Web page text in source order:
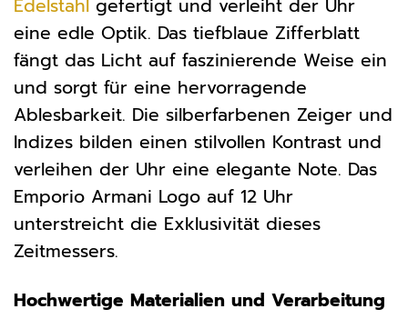
Edelstahl gefertigt und verleiht der Uhr
eine edle Optik. Das tiefblaue Zifferblatt
fängt das Licht auf faszinierende Weise ein
und sorgt für eine hervorragende
Ablesbarkeit. Die silberfarbenen Zeiger und
Indizes bilden einen stilvollen Kontrast und
verleihen der Uhr eine elegante Note. Das
Emporio Armani Logo auf 12 Uhr
unterstreicht die Exklusivität dieses
Zeitmessers.
Hochwertige Materialien und Verarbeitung